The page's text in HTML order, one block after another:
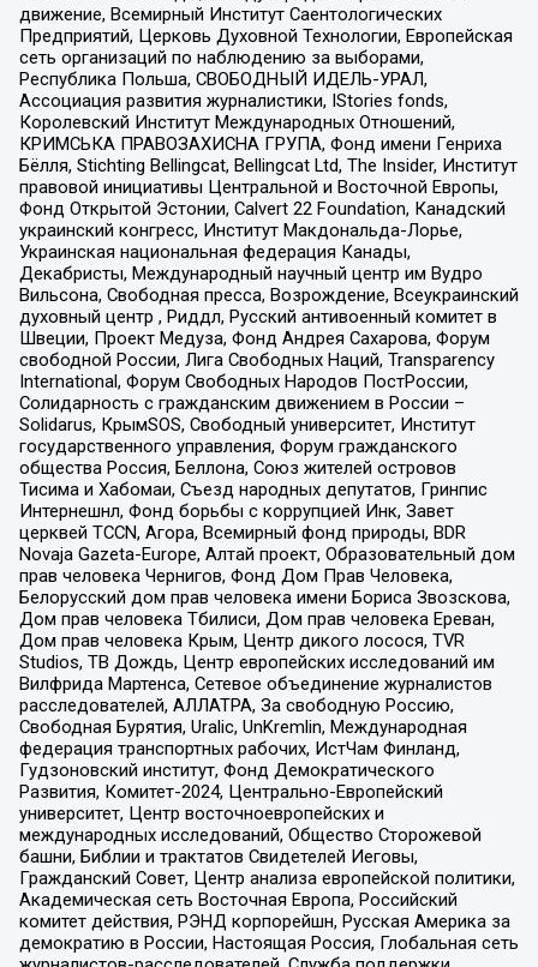
движение, Всемирный Институт Саентологических
Предприятий, Церковь Духовной Технологии, Европейская
сеть организаций по наблюдению за выборами,
Республика Польша, СВОБОДНЫЙ ИДЕЛЬ-УРАЛ,
Ассоциация развития журналистики, IStories fonds,
Королевский Институт Международных Отношений,
КРИМСЬКА ПРАВОЗАХИСНА ГРУПА, Фонд имени Генриха
Бёлля, Stichting Bellingcat, Bellingcat Ltd, The Insider, Институт
правовой инициативы Центральной и Восточной Европы,
Фонд Открытой Эстонии, Calvert 22 Foundation, Канадский
украинский конгресс, Институт Макдональда-Лорье,
Украинская национальная федерация Канады,
Декабристы, Международный научный центр им Вудро
Вильсона, Свободная пресса, Возрождение, Всеукраинский
духовный центр , Риддл, Русский антивоенный комитет в
Швеции, Проект Медуза, Фонд Андрея Сахарова, Форум
свободной России, Лига Свободных Наций, Transparеncy
International, Форум Свободных Народов ПостРоссии,
Солидарность с гражданским движением в России –
Solidarus, КрымSOS, Свободный университет, Институт
государственного управления, Форум гражданского
общества Россия, Беллона, Союз жителей островов
Тисима и Хабомаи, Съезд народных депутатов, Гринпис
Интернешнл, Фонд борьбы с коррупцией Инк, Завет
церквей TCCN, Агора, Всемирный фонд природы, BDR
Novaja Gazeta-Europe, Алтай проект, Образовательный дом
прав человека Чернигов, Фонд Дом Прав Человека,
Белорусский дом прав человека имени Бориса Звозскова,
Дом прав человека Тбилиси, Дом прав человека Ереван,
Дом прав человека Крым, Центр дикого лосося, TVR
Studios, ТВ Дождь, Центр европейских исследований им
Вилфрида Мартенса, Сетевое объединение журналистов
расследователей, АЛЛАТРА, За свободную Россию,
Свободная Бурятия, Uralic, UnKremlin, Международная
федерация транспортных рабочих, ИстЧам Финланд,
Гудзоновский институт, Фонд Демократического
Развития, Комитет-2024, Центрально-Европейский
университет, Центр восточноевропейских и
международных исследований, Общество Сторожевой
башни, Библии и трактатов Свидетелей Иеговы,
Гражданский Совет, Центр анализа европейской политики,
Академическая сеть Восточная Европа, Российский
комитет действия, РЭНД корпорейшн, Русская Америка за
демократию в России, Настоящая Россия, Глобальная сеть